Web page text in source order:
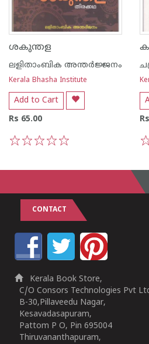
ശകുന്തള
ലളിതാംബിക അന്തര്‍ജ്ജനം
Kerala Bhasha Institute
Add to Cart
Rs 65.00
CONTACT
Kerala Book Store,
C/O Consors Technologies Pvt
B-30,Pillaveedu Nagar,
Kesavadasapuram,
Pattom P O, Pin 695004
Thiruvananthapuram,